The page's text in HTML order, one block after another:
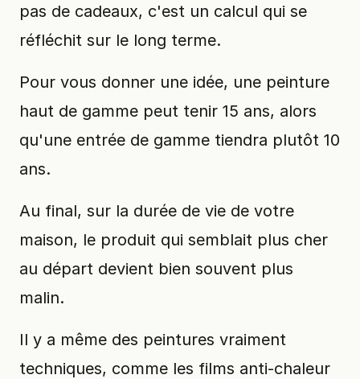
pas de cadeaux, c'est un calcul qui se
réfléchit sur le long terme.
Pour vous donner une idée, une peinture
haut de gamme peut tenir 15 ans, alors
qu'une entrée de gamme tiendra plutôt 10
ans.
Au final, sur la durée de vie de votre
maison, le produit qui semblait plus cher
au départ devient bien souvent plus
malin.
Il y a même des peintures vraiment
techniques, comme les films anti-chaleur